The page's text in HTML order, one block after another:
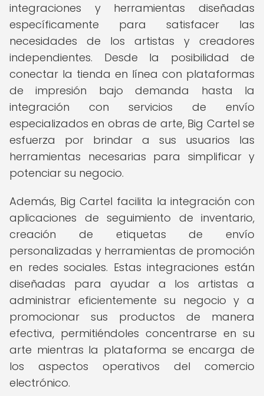
integraciones y herramientas diseñadas
específicamente para satisfacer las
necesidades de los artistas y creadores
independientes. Desde la posibilidad de
conectar la tienda en línea con plataformas
de impresión bajo demanda hasta la
integración con servicios de envío
especializados en obras de arte, Big Cartel se
esfuerza por brindar a sus usuarios las
herramientas necesarias para simplificar y
potenciar su negocio.
Además, Big Cartel facilita la integración con
aplicaciones de seguimiento de inventario,
creación de etiquetas de envío
personalizadas y herramientas de promoción
en redes sociales. Estas integraciones están
diseñadas para ayudar a los artistas a
administrar eficientemente su negocio y a
promocionar sus productos de manera
efectiva, permitiéndoles concentrarse en su
arte mientras la plataforma se encarga de
los aspectos operativos del comercio
electrónico.